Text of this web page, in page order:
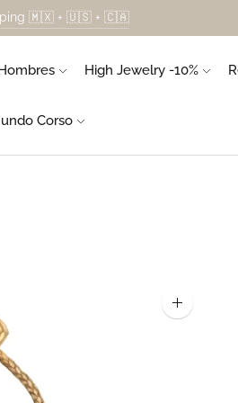
🇲🇽 + 🇺🇸 + 🇨🇦
High Jewelry -10%
Corso
Ampliar
la